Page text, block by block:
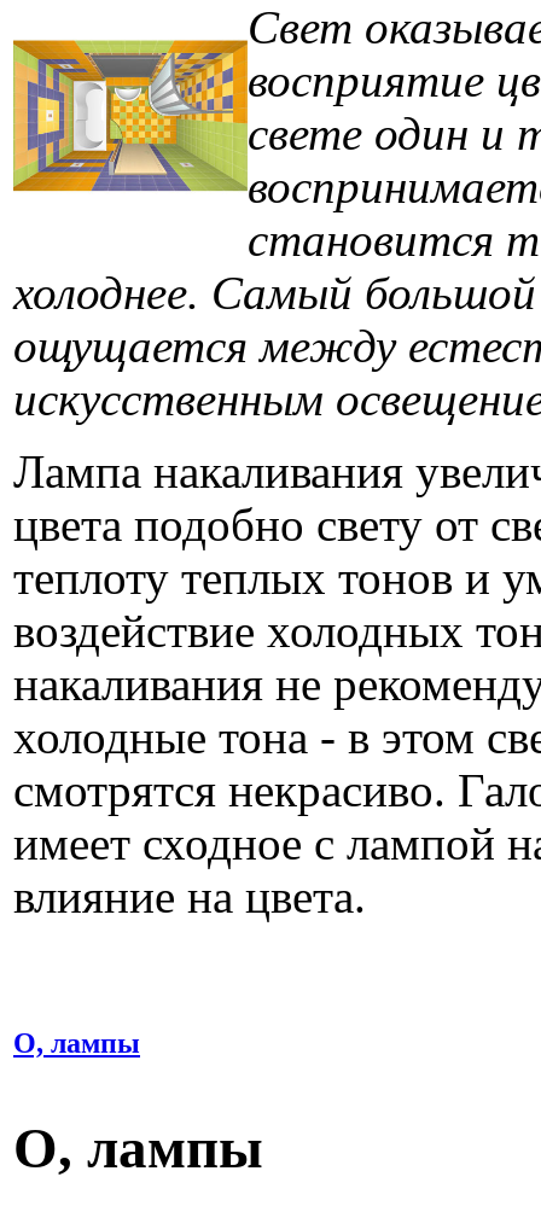
Свет
восприятие
свете один
становится
холоднее. Самый
ощущается между
искусственным
Лампа накаливания
цвета подобно свету от
теплоту теплых тонов и
воздействие холодных
накаливания не
холодные тона - в этом
смотрятся некрасиво.
имеет сходное с лампой
влияние на цвета.
О, лампы
О, лампы